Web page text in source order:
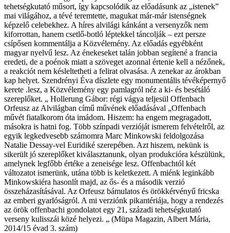
tehetségkutató műsort, így kapcsolódik az előadásunk az „istenek”
mai világához, a tévé teremtette, magukat már-már istenségnek
képzelő celebekhez. A híres alvilági kánkánt a versenyzők nem
kiforrottan, hanem csetlő-botló léptekkel táncolják – ezt persze
csípősen kommentálja a Közvélemény. Az előadás egyébként
magyar nyelvű lesz. Az énekeseket talán jobban segítené a francia
eredeti, de a poénok miatt a szöveget azonnal értenie kell a nézőnek,
a reakciót nem késleltetheti a felirat olvasása. A zenekar az árokban
kap helyet. Szendrényi Éva díszlete egy monumentális tévéképernyő
kerete .lesz, a Közvélemény egy pamlagról néz a ki- és besétáló
szereplőket. „ Hollerung Gábor: régi vágya teljesül Offenbach
Orfeusz az Alvilágban című művének előadásával „Offenbach
művét fiatalkorom óta imádom. Hiszem: ha engem megragadott,
másokra is hatni fog. Több színpadi verzióját ismerem felvételről, az
egyik legkedvesebb számomra Marc Minkowski feldolgozása
Natalie Dessay-vel Euridiké szerepében. Azt hiszem, nekünk is
sikerült jó szereplőket kiválasztanunk, olyan produkcióra készülünk,
amelynek legfőbb értéke a zeneisége lesz. Offenbachtól két
változatot ismerünk, utána több is keletkezett. A miénk leginkább
Minkowskiéra hasonlít majd, az ős- és a második verzió
összeházasításával. Az Orfeusz bámulatos és örökkérvényű fricska
az emberi gyarlóságról. A mi verziónk pikantériája, hogy a rendezés
az örök offenbachi gondolatot egy 21, századi tehetségkutató
verseny kulisszái közé helyezi. „ (Müpa Magazin, Albert Mária,
2014/15 évad 3. szám)